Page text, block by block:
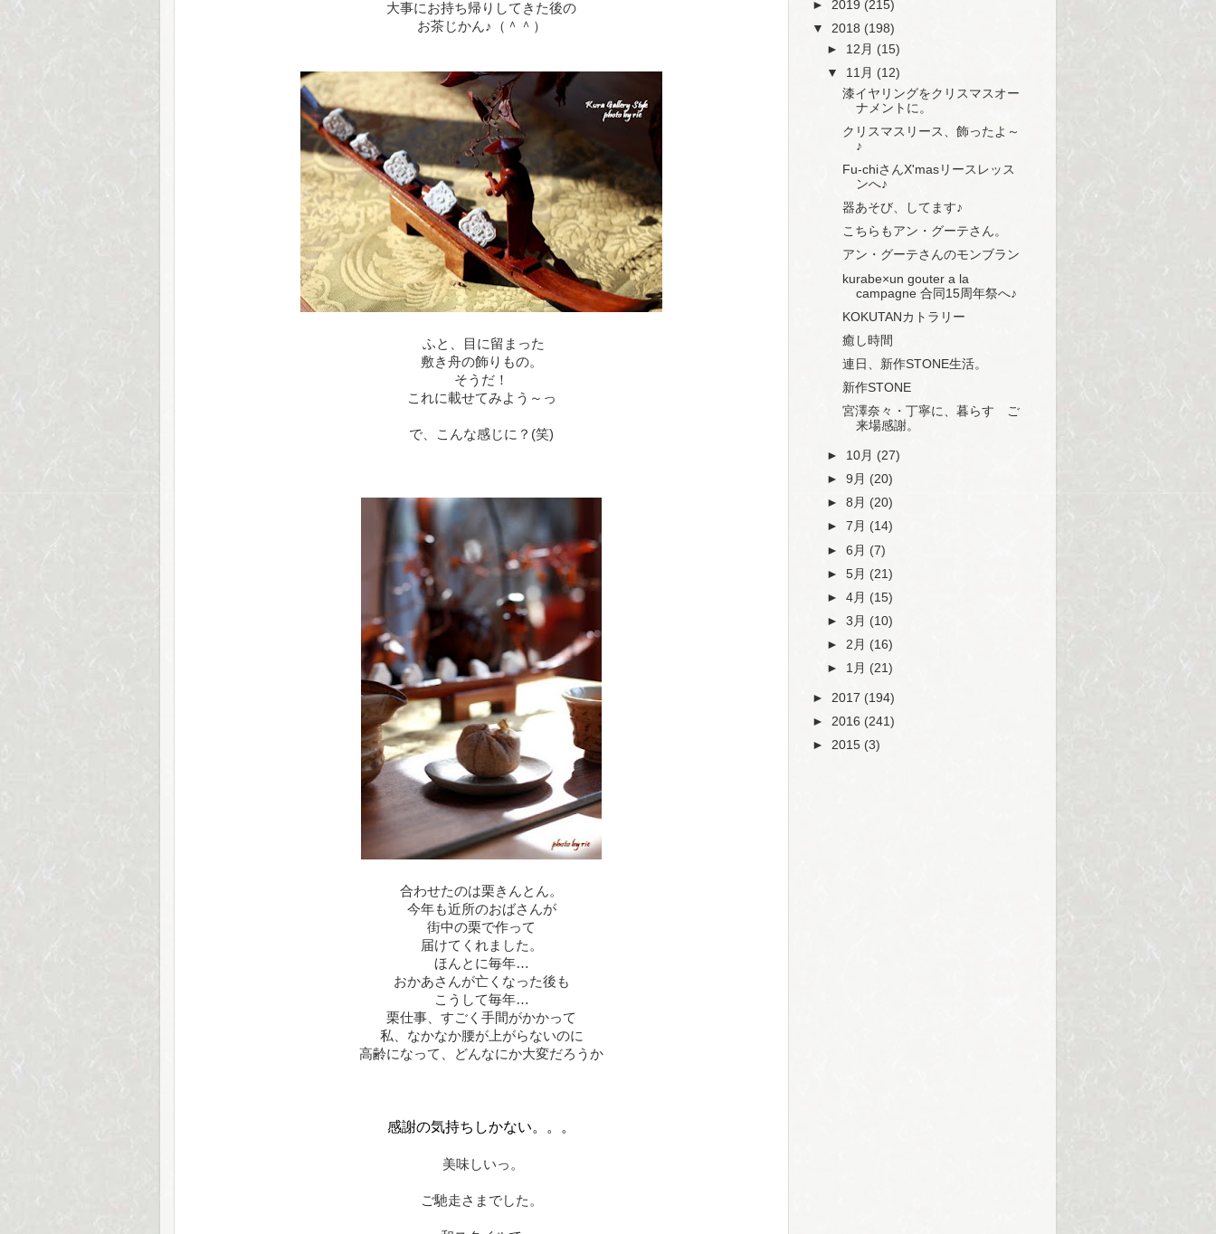
大事にお持ち帰りしてきた後の
お茶じかん♪（＾＾）
ふと、目に留まった
敷き舟の飾りもの。
そうだ！
これに載せてみよう～っ
で、こんな感じに？(笑)
合わせたのは栗きんとん。
今年も近所のおばさんが
街中の栗で作って
届けてくれました。
ほんとに毎年…
おかあさんが亡くなった後も
こうして毎年…
栗仕事、すごく手間がかかって
私、なかなか腰が上がらないのに
高齢になって、どんなにか大変だろうか
感謝の気持ちしかない。。。
美味しいっ。
ご馳走さまでした。
► 2019 (215)
▼ 2018 (198)
► 12月 (15)
▼ 11月 (12)
漆イヤリングをクリスマスオー
ナメントに。
クリスマスリース、飾ったよ～
♪
Fu-chiさんX'masリースレッス
ンへ♪
器あそび、してます♪
こちらもアン・グーテさん。
アン・グーテさんのモンブラン
kurabe×un gouter a la
campagne 合同15周年祭へ♪
KOKUTANカトラリー
癒し時間
連日、新作STONE生活。
新作STONE
宮澤奈々・丁寧に、暮らす ご
来場感謝。
► 10月 (27)
►9月 (20)
►8月 (20)
►7月 (14)
►6月 (7)
►5月 (21)
►4月 (15)
►3月 (10)
►2月 (16)
► 1月 (21)
► 2017 (194)
► 2016 (241)
► 2015 (3)